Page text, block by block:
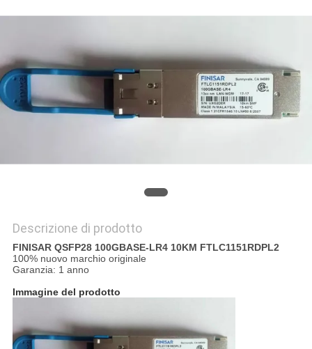
DEL
PRIVACY
POLICY
Descrizione di prodotto
FINISAR QSFP28 100GBASE-LR4 10KM FTLC1151RDPL2
100% nuovo marchio originale
Garanzia: 1 anno
Immagine del prodotto